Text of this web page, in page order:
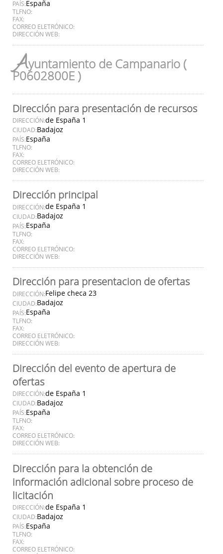
PAÍS:España
TLFNO:
FAX:
CORREO ELETRÓNICO:
DIRECCIÓN WEB:
Ayuntamiento de Campanario (
P0602800E )
Dirección para presentación de recursos
DIRECCIÓN:de España 1
CIUDAD:Badajoz
PAÍS:España
TLFNO:
FAX:
CORREO ELETRÓNICO:
DIRECCIÓN WEB:
Dirección principal
DIRECCIÓN:de España 1
CIUDAD:Badajoz
PAÍS:España
TLFNO:
FAX:
CORREO ELETRÓNICO:
DIRECCIÓN WEB:
Dirección para presentacion de ofertas
DIRECCIÓN:Felipe checa 23
CIUDAD:Badajoz
PAÍS:España
TLFNO:
FAX:
CORREO ELETRÓNICO:
DIRECCIÓN WEB:
Dirección del evento de apertura de
ofertas
DIRECCIÓN:de España 1
CIUDAD:Badajoz
PAÍS:España
TLFNO:
FAX:
CORREO ELETRÓNICO:
DIRECCIÓN WEB:
Dirección para la obtención de
información adicional sobre proceso de
licitación
DIRECCIÓN:de España 1
CIUDAD:Badajoz
PAÍS:España
TLFNO:
FAX:
CORREO ELETRÓNICO: